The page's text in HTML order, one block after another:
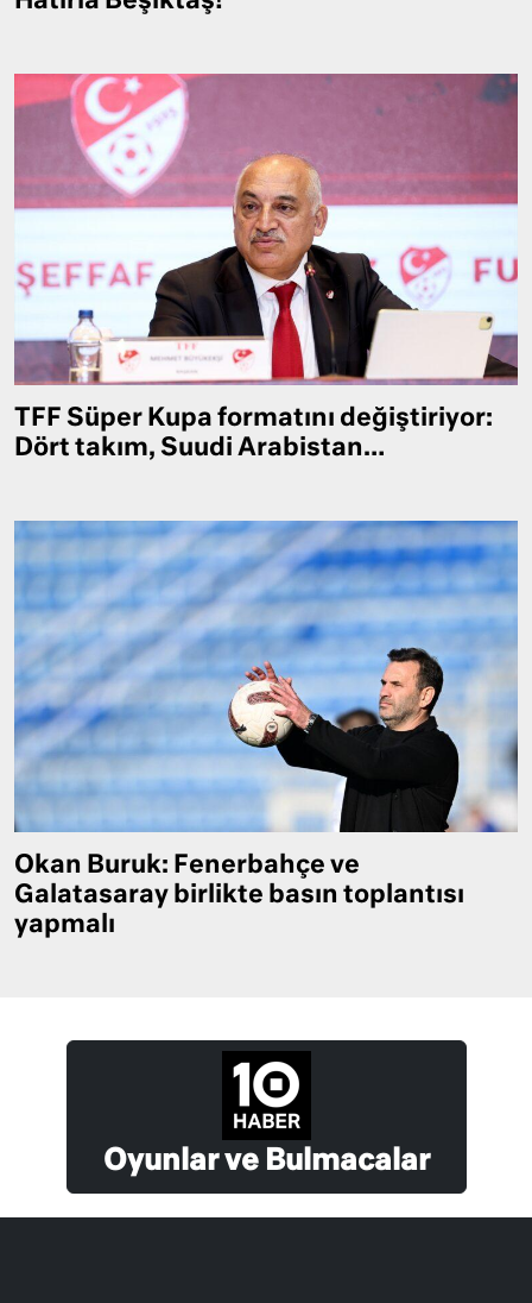
TFF Süper Kupa formatını değiştiriyor:
Dört takım, Suudi Arabistan…
Okan Buruk: Fenerbahçe ve
Galatasaray birlikte basın toplantısı
yapmalı
Oyunlar ve Bulmacalar